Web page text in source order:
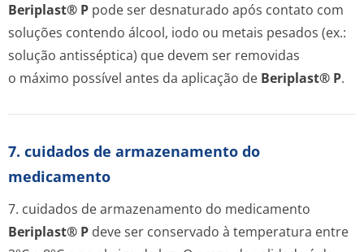
Beriplast® P pode ser desnaturado após contato com
soluções contendo álcool, iodo ou metais pesados (ex.:
solução antisséptica) que devem ser removidas
o máximo possível antes da aplicação de Beriplast® P.
7. cuidados de armazenamento do
medicamento
7. cuidados de armazenamento do medicamento
Beriplast® P deve ser conservado à temperatura entre